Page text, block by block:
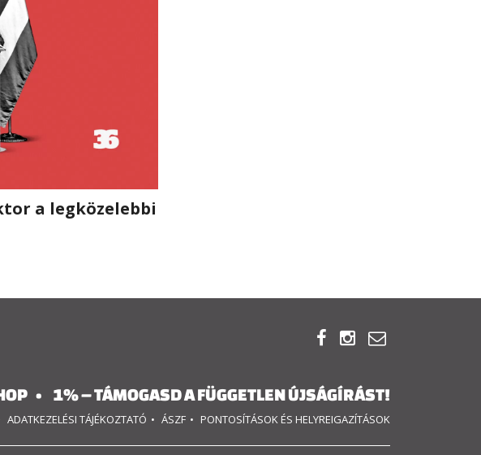
a legközelebbi
  
1% – TÁMOGASD A FÜGGETLEN ÚJSÁGÍRÁST!
ADATKEZELÉSI TÁJÉKOZTATÓ ÁSZF PONTOSÍTÁSOK ÉS HELYREIGAZÍTÁSOK